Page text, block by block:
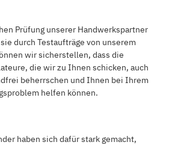
Prüfung unserer Handwerkspartner
durch Testaufträge von unserem
wir sicherstellen, dass die
die wir zu Ihnen schicken, auch
beherrschen und Ihnen bei Ihrem
helfen können.
haben sich dafür stark gemacht,